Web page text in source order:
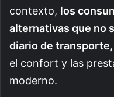
contexto, los
alternativas que no
diario de transporte
el confort y las
moderno.